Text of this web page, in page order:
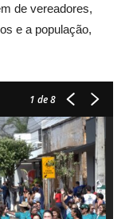
de vereadores,
e a população,
1 de 8